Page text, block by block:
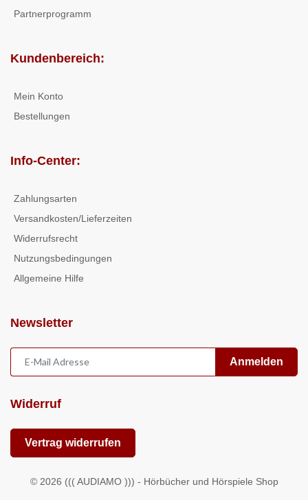
Partnerprogramm
Kundenbereich:
Mein Konto
Bestellungen
Info-Center:
Zahlungsarten
Versandkosten/Lieferzeiten
Widerrufsrecht
Nutzungsbedingungen
Allgemeine Hilfe
Newsletter
Anmelden
Widerruf
Vertrag widerrufen
© 2026 ((( AUDIAMO ))) - Hörbücher und Hörspiele Shop